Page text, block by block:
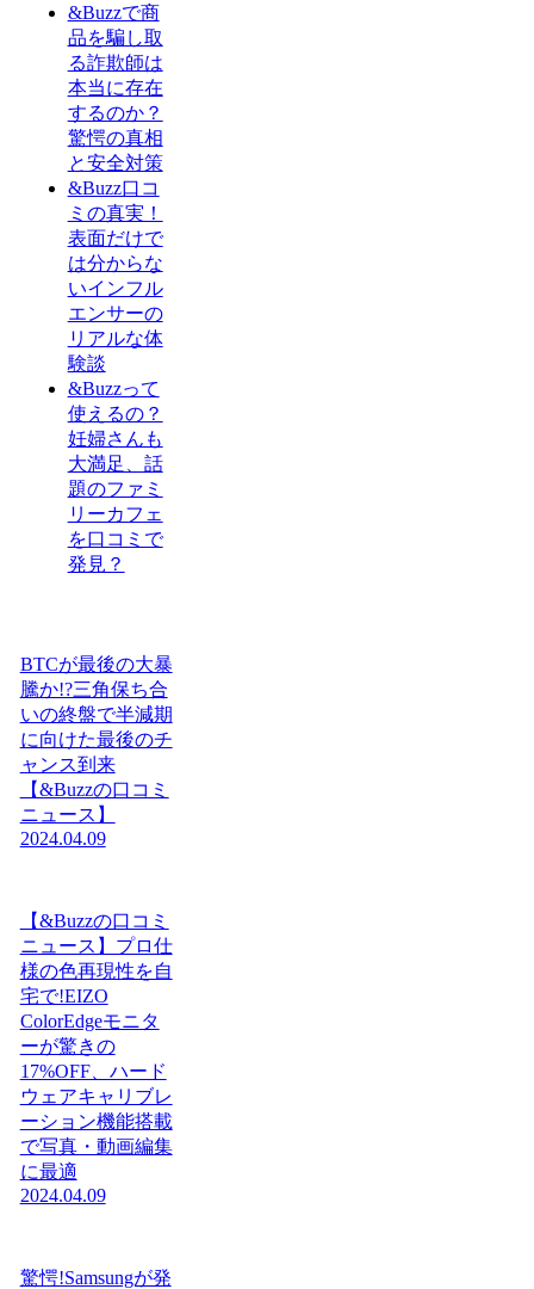
&Buzzで商
品を騙し取
る詐欺師は
本当に存在
するのか？
驚愕の真相
と安全対策
&Buzz口コ
ミの真実！
表面だけで
は分からな
いインフル
エンサーの
リアルな体
験談
&Buzzって
使えるの？
妊婦さんも
大満足、話
題のファミ
リーカフェ
を口コミで
発見？
BTCが最後の大暴
騰か!?三角保ち合
いの終盤で半減期
に向けた最後のチ
ャンス到来
【&Buzzの口コミ
ニュース】
2024.04.09
【&Buzzの口コミ
ニュース】プロ仕
様の色再現性を自
宅で!EIZO
ColorEdgeモニタ
ーが驚きの
17%OFF、ハード
ウェアキャリブレ
ーション機能搭載
で写真・動画編集
に最適
2024.04.09
驚愕!Samsungが発